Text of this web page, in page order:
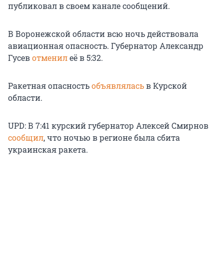
публиковал в своем канале сообщений.
В Воронежской области всю ночь действовала
авиационная опасность. Губернатор Александр
Гусевотменилеё в 5:32.
Ракетная опасностьобъявляласьв Курской
области.
UPD: В 7:41 курский губернатор Алексей Смирнов
сообщил, что ночью в регионе была сбита
украинская ракета.